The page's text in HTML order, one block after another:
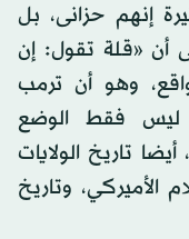
إنهم حزانى، بل
أن «قلة تقول: إن
وهو أن ترمب
ليس فقط الوضع
تاريخ الولايات
الأميركي، وتاريخ